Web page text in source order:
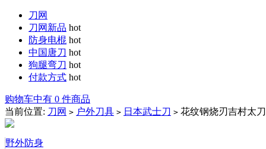
刀网
刀网新品 hot
防身电棍 hot
中国唐刀 hot
狗腿弯刀 hot
付款方式 hot
购物车中有 0 件商品
当前位置: 刀网 > 户外刀具 > 日本武士刀 > 花纹钢烧刃吉村太刀
野外防身